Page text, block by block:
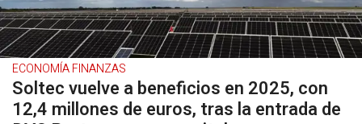
ECONOMÍA FINANZAS
Soltec vuelve a beneficios en 2025, con
12,4 millones de euros, tras la entrada de